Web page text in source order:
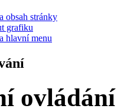
obsah stránky
grafiku
hlavní menu
ovládání